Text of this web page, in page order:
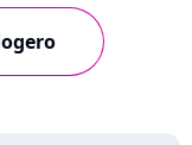
qui chantent sur
un artiste